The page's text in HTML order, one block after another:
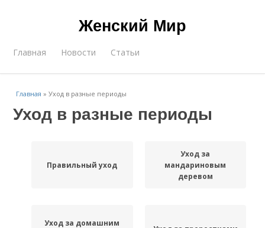
Женский Мир
Главная Новости Статьи
Главная »Уход в разные периоды
Уход в разные периоды
Правильный уход
Уход за
мандариновым
деревом
Уход за домашним